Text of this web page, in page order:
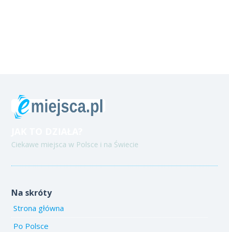
Ciekawe miejsca w Polsce i na Świecie
Na skróty
Strona główna
Po Polsce